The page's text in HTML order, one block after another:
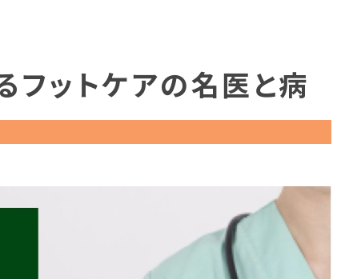
フットケアの名医と病